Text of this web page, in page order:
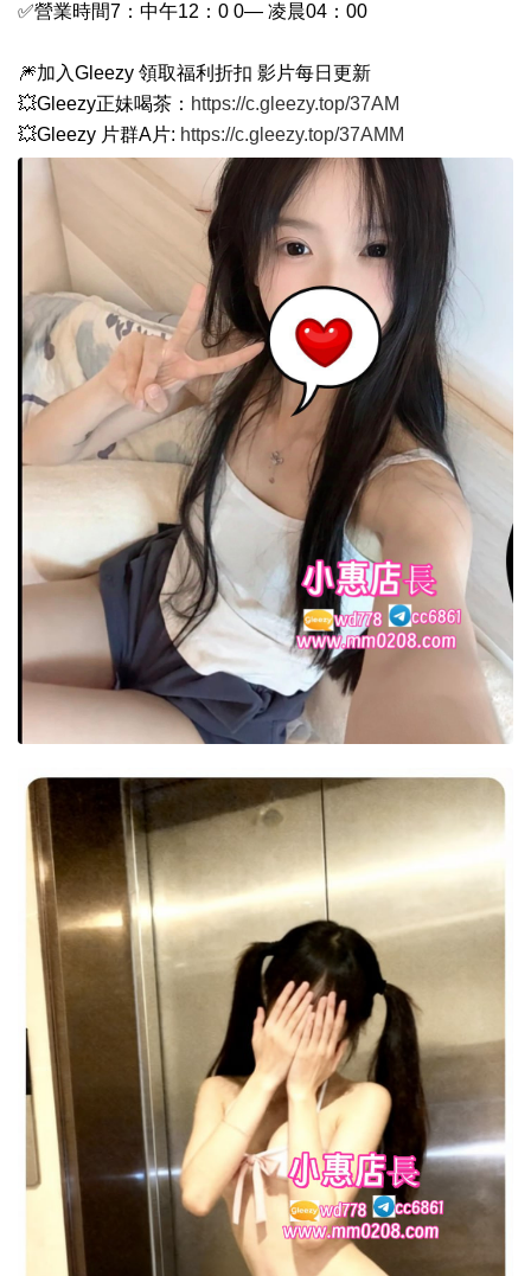
✅營業時間7：中午12：0 0— 凌晨04：00
🎆加入Gleezy 領取福利折扣 影片每日更新
💥Gleezy正妹喝茶： https://c.gleezy.top/37AM
💥Gleezy 片群A片: https://c.gleezy.top/37AMM